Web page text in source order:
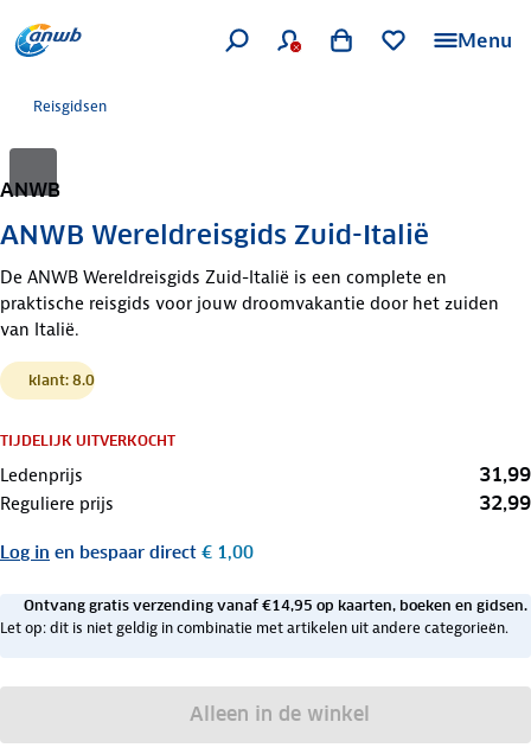
Menu
Reisgidsen
ANWB
ANWB Wereldreisgids Zuid-Italië
De ANWB Wereldreisgids Zuid-Italië is een complete en
praktische reisgids voor jouw droomvakantie door het zuiden
van Italië.
klant: 8.0
TIJDELIJK UITVERKOCHT
Ledenprijs 31,99
Reguliere prijs 32,99
Log in en bespaar direct € 1,00
Ontvang gratis verzending vanaf €14,95 op kaarten, boeken en gidsen.
Let op: dit is niet geldig in combinatie met artikelen uit andere categorieën.
Alleen in de winkel